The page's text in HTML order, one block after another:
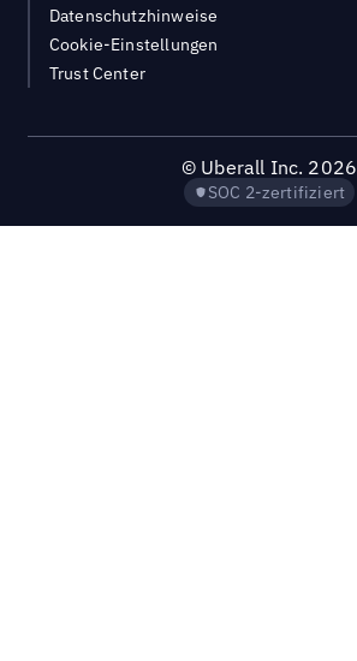
Datenschutzhinweise
Cookie-Einstellungen
Trust Center
© Uberall Inc. 2026
SOC 2-zertifiziert